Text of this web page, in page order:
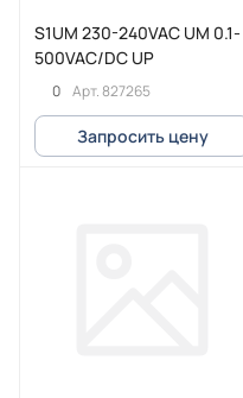
S1UM 230-240VAC UM 0.1-
500VAC/DC UP
0 Арт.827265
Запросить цену